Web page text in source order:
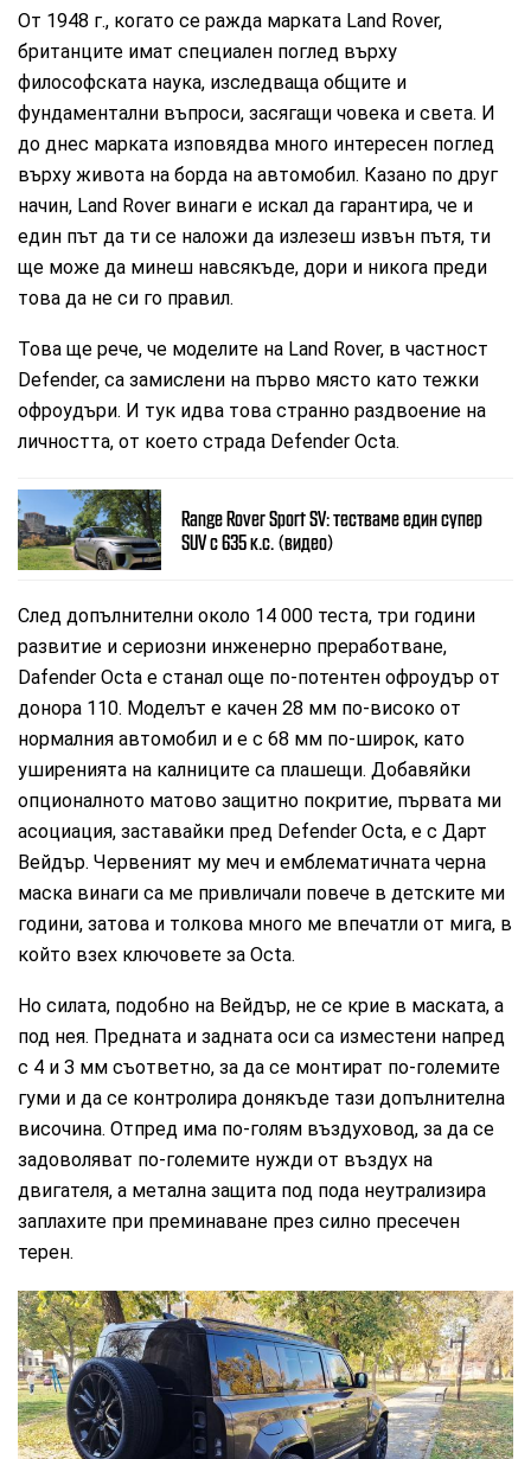
От 1948 г., когато се ражда марката Land Rover,
британците имат специален поглед върху
философската наука, изследваща общите и
фундаментални въпроси, засягащи човека и света. И
до днес марката изповядва много интересен поглед
върху живота на борда на автомобил. Казано по друг
начин, Land Rover винаги е искал да гарантира, че и
един път да ти се наложи да излезеш извън пътя, ти
ще може да минеш навсякъде, дори и никога преди
това да не си го правил.
Това ще рече, че моделите на Land Rover, в частност
Defender, са замислени на първо място като тежки
офроудъри. И тук идва това странно раздвоение на
личността, от което страда Defender Octa.
Range Rover Sport SV: тестваме един супер
SUV с 635 к.с. (видео)
След допълнителни около 14 000 теста, три години
развитие и сериозни инженерно преработване,
Dafender Octa е станал още по-потентен офроудър от
донора 110. Моделът е качен 28 мм по-високо от
нормалния автомобил и е с 68 мм по-широк, като
уширенията на калниците са плашещи. Добавяйки
опционалното матово защитно покритие, първата ми
асоциация, заставайки пред Defender Octa, е с Дарт
Вейдър. Червеният му меч и емблематичната черна
маска винаги са ме привличали повече в детските ми
години, затова и толкова много ме впечатли от мига, в
който взех ключовете за Octa.
Но силата, подобно на Вейдър, не се крие в маската, а
под нея. Предната и задната оси са изместени напред
с 4 и 3 мм съответно, за да се монтират по-големите
гуми и да се контролира донякъде тази допълнителна
височина. Отпред има по-голям въздуховод, за да се
задоволяват по-големите нужди от въздух на
двигателя, а метална защита под пода неутрализира
заплахите при преминаване през силно пресечен
терен.